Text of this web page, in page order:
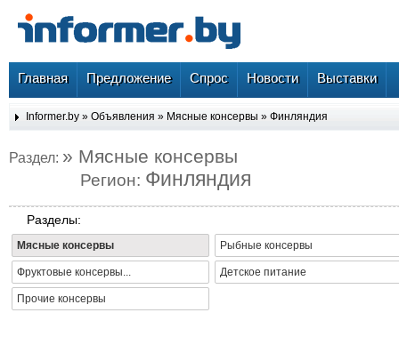
Главная Предложение Спрос Новости Выставки
Informer.by » Объявления » Мясные консервы » Финляндия
Раздел: » Мясные консервы
Регион: Финляндия
Разделы:
Мясные консервы Рыбные консервы
Фруктовые консервы... Детское питание
Прочие консервы